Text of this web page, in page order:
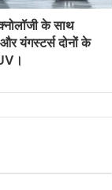
के साथ
यंगस्टर्स दोनों के